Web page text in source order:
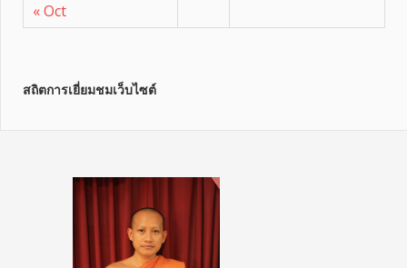
« Oct
สถิตการเยี่ยมชมเว็บไซต์